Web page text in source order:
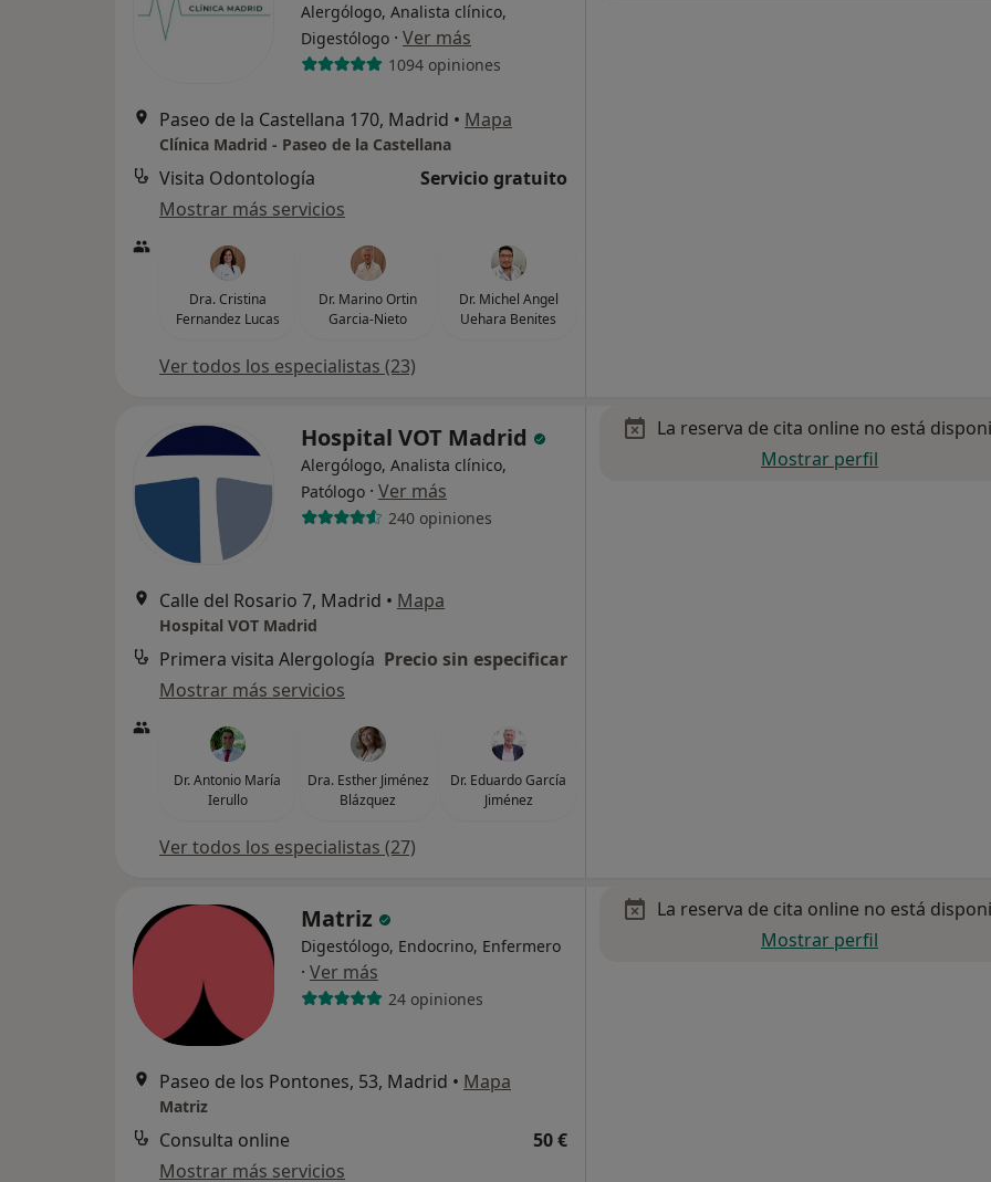
Alergólogo, Analista clínico,
Digestólogo · Ver más
1094 opiniones
Paseo de la Castellana 170, Madrid • Mapa
Clínica Madrid - Paseo de la Castellana
Visita Odontología
Servicio gratuito
Mostrar más servicios
Dra. Cristina
Fernandez Lucas
Dr. Marino Ortin
Garcia-Nieto
Dr. Michel Angel
Uehara Benites
Ver todos los especialistas (23)
Hospital VOT Madrid
Alergólogo, Analista clínico,
Patólogo · Ver más
240 opiniones
Calle del Rosario 7, Madrid • Mapa
Hospital VOT Madrid
Primera visita Alergología Precio sin especificar
Mostrar más servicios
Dr. Antonio María
Ierullo
Dra. Esther Jiménez
Blázquez
Dr. Eduardo García
Jiménez
Ver todos los especialistas (27)
La reserva de cita online no está
Mostrar perfil
Matriz
Digestólogo, Endocrino, Enfermero
· Ver más
24 opiniones
Paseo de los Pontones, 53, Madrid • Mapa
Matriz
Consulta online
50 €
Mostrar más servicios
La reserva de cita online no está
Mostrar perfil